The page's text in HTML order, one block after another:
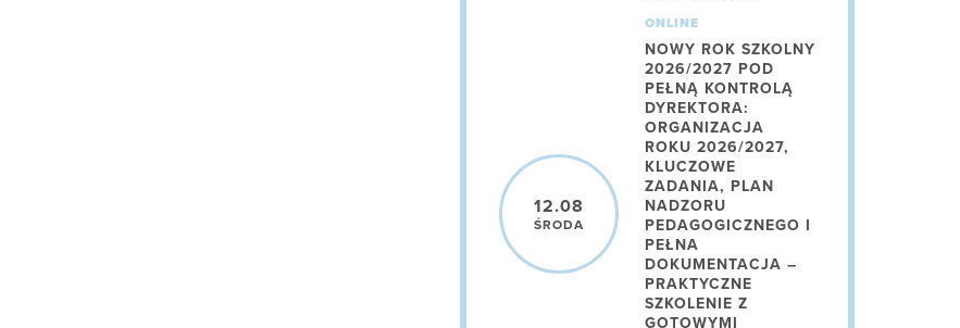
12.08
ŚRODA
ONLINE
NOWY ROK SZKOLNY
2026/2027 POD
PEŁNĄ KONTROLĄ
DYREKTORA:
ORGANIZACJA
ROKU 2026/2027,
KLUCZOWE
ZADANIA, PLAN
NADZORU
PEDAGOGICZNEGO I
PEŁNA
DOKUMENTACJA –
PRAKTYCZNE
SZKOLENIE Z
GOTOWYMI